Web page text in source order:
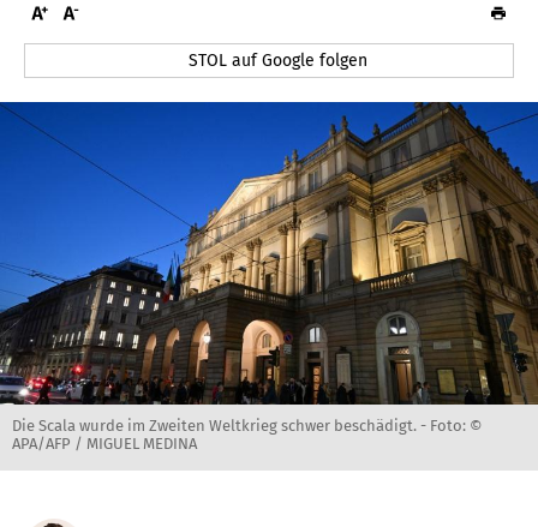
STOL auf Google folgen
Die Scala wurde im Zweiten Weltkrieg schwer beschädigt. - Foto: ©
APA/AFP / MIGUEL MEDINA